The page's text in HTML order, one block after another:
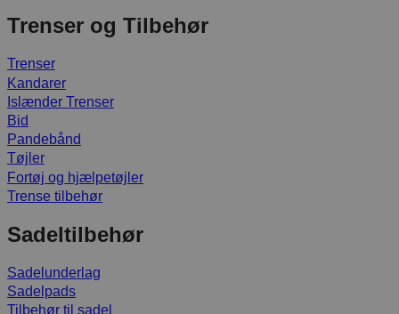
Trenser og Tilbehør
Trenser
Kandarer
Islænder Trenser
Bid
Pandebånd
Tøjler
Fortøj og hjælpetøjler
Trense tilbehør
Sadeltilbehør
Sadelunderlag
Sadelpads
Tilbehør til sadel